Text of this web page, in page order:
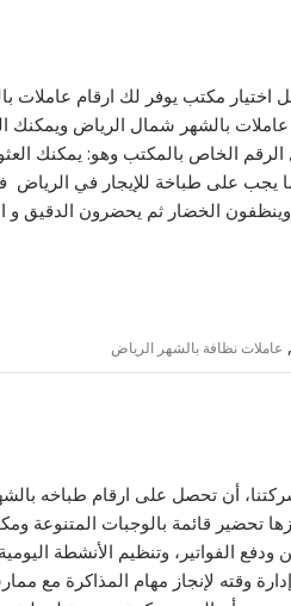
مكتب يوفر لك ارقام عاملات
بالشهر شمال الرياض ويمكنك
الرقم الخاص بالمكتب وهو: يمكنك
يجب على طباخة للإيجار في الرياض
وينظفون الخضار ثم يحضرون الدقيق و
, عاملات نظافة بالشهر الرياض
أن تحصل على ارقام طباخه
تحضير قائمة بالوجبات المتنوعة
ودفع الفواتير، وتنظيم الأنشطة
وقته لإنجاز مهام المذاكرة مع